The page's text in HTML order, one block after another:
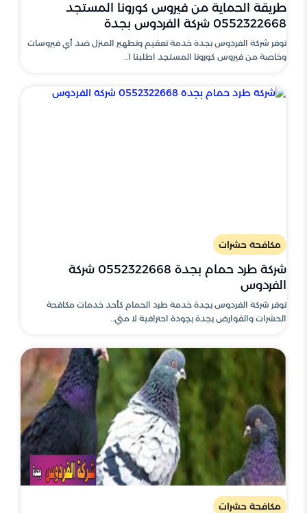
طريقة الحماية من فيروس كورونا المستجد
0552322668 شركة الفردوس بجدة
توفر شركة الفردوس بجدة خدمة تعقيم وتطهير المنزل ضد أي فيروسات
وخاصة من فيروس كورونا المستجد اطلبنا ا..
مكافحة حشرات
شركة طرد حمام بجدة 0552322668 شركة
الفردوس
توفر شركة الفردوس بجدة خدمة طرد الحمام كأحد خدمات مكافحة
الحشرات والقوارض بجدة بجودة احترافية لا مثي..
مكافحة حشرات